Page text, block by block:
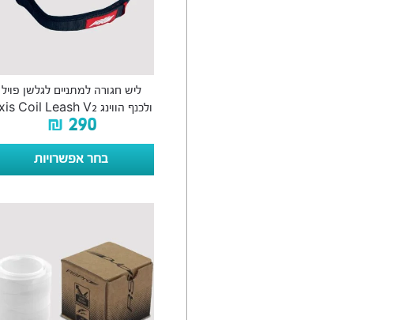
ליש חגורה למתניים לגלשן פויל
ולכנף הווינג Axis Coil Leash V2
₪ 290
בחר אפשרויות